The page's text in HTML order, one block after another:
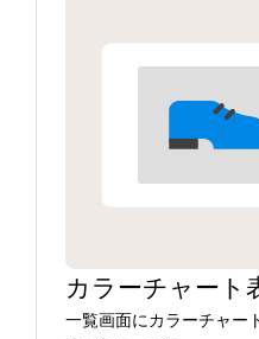
カラーチャート
一覧画面にカラーチャー